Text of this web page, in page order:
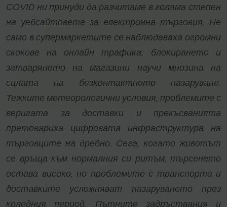
COVID ни принуди да разчитаме в голяма степен
на уебсайтовете за електронна търговия. Не
само в супермаркетите се наблюдаваха огромни
скокове на онлайн трафика; блокирането и
затварянето на магазини научи мнозина на
силата на безконтактното пазаруване.
Тежките метеорологични условия, проблемите с
веригата за доставки и прекъсванията
претовариха цифровата инфраструктура на
търговците на дребно. Сега, когато животът
се връща към нормалния си ритъм, търсенето
остава високо, но проблемите с транспорта и
доставките усложняват пазаруването през
коледния период. Пътните задръствания и